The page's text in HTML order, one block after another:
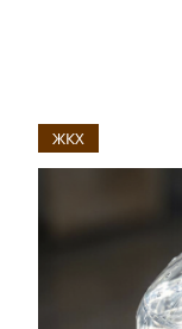
ЖКХ